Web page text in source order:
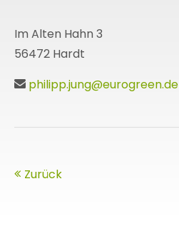
Im Alten Hahn 3
56472 Hardt
philipp.jung@eurogreen.de
Zurück